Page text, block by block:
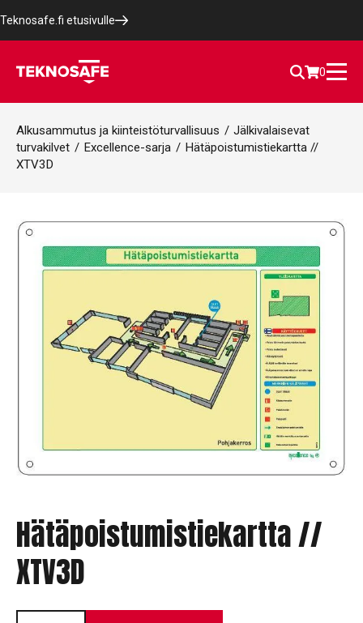
Teknosafe.fi etusivulle
0
Alkusammutus ja kiinteistöturvallisuus / Jälkivalaisevat
turvakilvet / Excellence-sarja / Hätäpoistumistiekartta //
XTV3D
Hätäpoistumistiekartta //
XTV3D
Hätäpoistumistiekartta